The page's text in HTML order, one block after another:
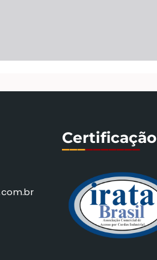
Certificação
__________